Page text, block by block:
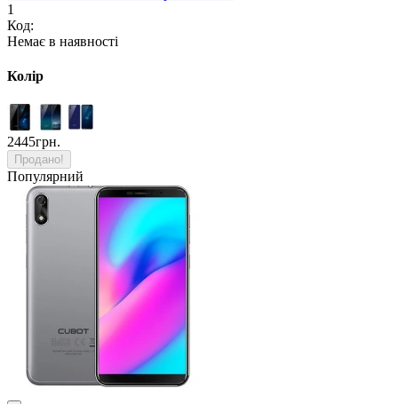
1
Код:
Немає в наявності
Колір
2445грн.
Продано!
Популярний